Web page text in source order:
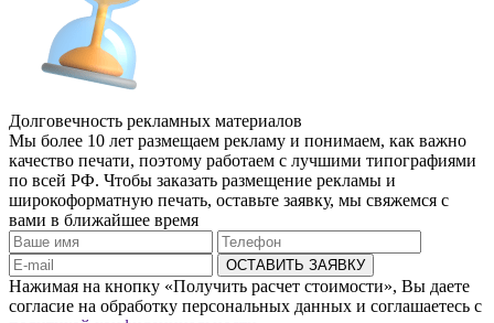
Долговечность рекламных материалов
Мы более 10 лет размещаем рекламу и понимаем, как важно
качество печати, поэтому работаем с лучшими типографиями
по всей РФ. Чтобы заказать размещение рекламы и
широкоформатную печать, оставьте заявку, мы свяжемся с
вами в ближайшее время
ОСТАВИТЬ ЗАЯВКУ
Нажимая на кнопку «Получить расчет стоимости», Вы даете
согласие на обработку персональных данных и соглашаетесь с